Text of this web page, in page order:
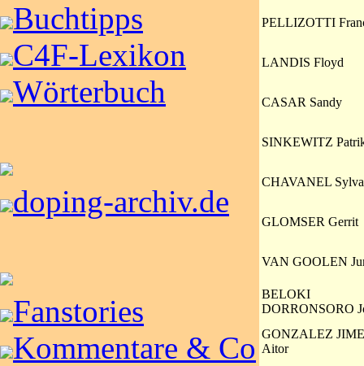
Buchtipps
C4F-Lexikon
Wörterbuch
doping-archiv.de
Fanstories
Kommentare & Co
PELLIZOTTI
LANDIS Floyd
CASAR Sandy
SINKEWITZ
CHAVANEL
GLOMSER Gerrit
VAN GOOLEN
BELOKI
DORRONSORO
GONZALEZ
Aitor